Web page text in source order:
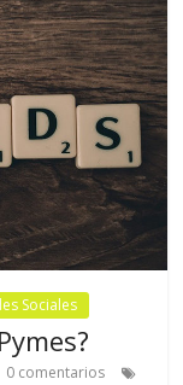
Sociales
0 comentarios